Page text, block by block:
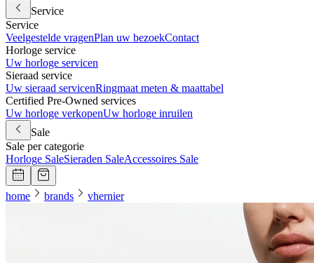
Service
Service
Veelgestelde vragenPlan uw bezoekContact
Horloge service
Uw horloge servicen
Sieraad service
Uw sieraad servicenRingmaat meten & maattabel
Certified Pre-Owned services
Uw horloge verkopenUw horloge inruilen
Sale
Sale per categorie
Horloge SaleSieraden SaleAccessoires Sale
home brands vhernier